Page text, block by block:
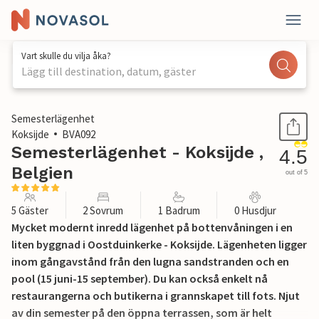
Vart skulle du vilja åka?
Lägg till destination, datum, gäster
1 / 20
Semesterlägenhet
Koksijde
BVA092
Semesterlägenhet - Koksijde ,
Belgien
4.5
out of 5
5 Gäster 2 Sovrum 1 Badrum 0 Husdjur
Mycket modernt inredd lägenhet på bottenvåningen i en
liten byggnad i Oostduinkerke - Koksijde. Lägenheten ligger
inom gångavstånd från den lugna sandstranden och en
pool (15 juni-15 september). Du kan också enkelt nå
restaurangerna och butikerna i grannskapet till fots. Njut
av din semester på den öppna terrassen, som är helt